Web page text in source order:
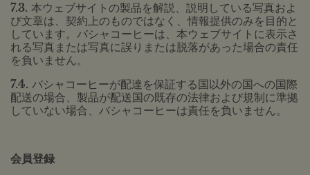
7.3. 本ウェブサイトの製品を解説、説明している写真およ
び文章は、契約上のものではなく、情報提供のみを目的と
しています。バシャコーヒーは、本ウェブサイトに表示さ
れる写真または写真に誤りまたは脱落があった場合の責任
を負いません。
7.4. バシャコーヒーが配達を保証する国以外の国への国際
配送の場合、製品が配送国の既存の法律および規制に準拠
していない場合、バシャコーヒーは責任を負いません。
会員登録